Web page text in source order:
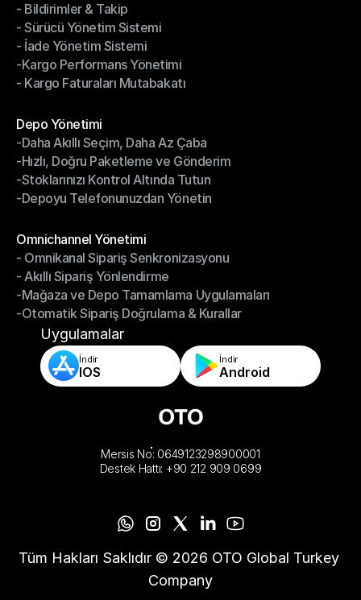
- Kargo Otomasyonu
- Bildirimler & Takip
- Bildirimler & Takip
- Sürücü Yönetim Sistemi
- Sürücü Yönetim Sistemi
- İade Yönetim Sistemi
- İade Yönetim Sistemi
-Kargo Performans Yönetimi
-Kargo Performans Yönetimi
- Kargo Faturaları Mutabakatı
Depo Yönetimi
Depo Yönetimi
-Daha Akıllı Seçim, Daha Az Çaba
-Daha Akıllı Seçim, Daha Az Çaba
-Hızlı, Doğru Paketleme ve Gönderim
-Hızlı, Doğru Paketleme ve Gönderim
-Stoklarınızı Kontrol Altında Tutun
-Stoklarınızı Kontrol Altında Tutun
-Depoyu Telefonunuzdan Yönetin
Omnichannel Yönetimi
Omnichannel Yönetimi
- Omnikanal Sipariş Senkronizasyonu
- Omnikanal Sipariş Senkronizasyonu
- Akıllı Sipariş Yönlendirme
- Akıllı Sipariş Yönlendirme
-Mağaza ve Depo Tamamlama Uygulamaları
-Mağaza ve Depo Tamamlama Uygulamaları
-Otomatik Sipariş Doğrulama & Kurallar
-Otomatik Sipariş Doğrulama & Kurallar
Uygulamalar
İndir
IOS
İndir
Android
Mersis No: 0649123298900001
Destek Hattı: +90 212 909 0699
Tüm Hakları Saklıdır © 2026 OTO Global Turkey
Company